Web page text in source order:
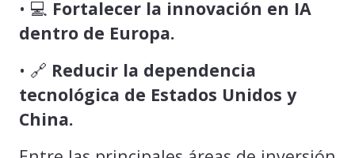
• 💻 Fortalecer la innovación en IA
dentro de Europa.
• 🔗 Reducir la dependencia
tecnológica de Estados Unidos y
China.